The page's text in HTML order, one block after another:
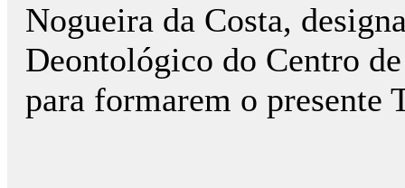
Nogueira da Costa,
Deontológico do Centro
para formarem o